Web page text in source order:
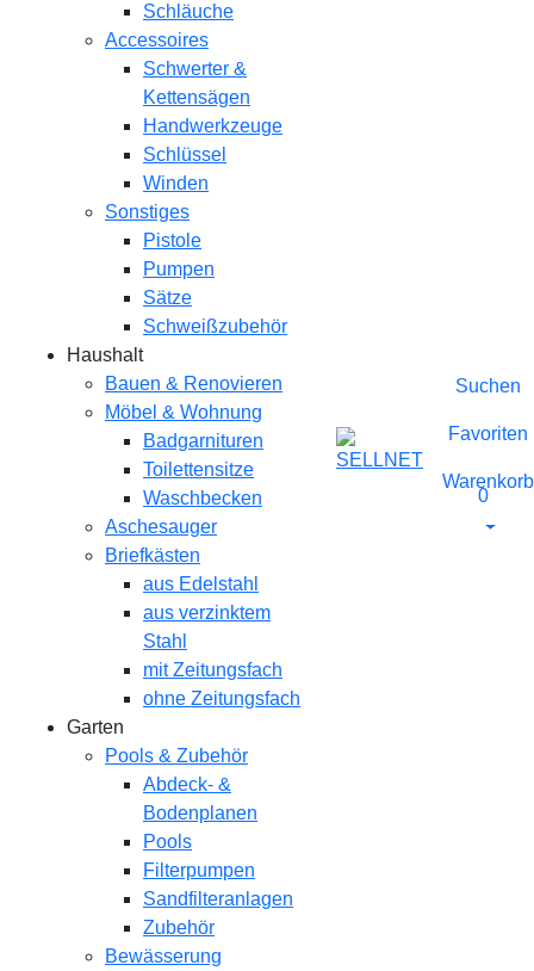
Schläuche
Accessoires
Schwerter &
Kettensägen
Handwerkzeuge
Schlüssel
Winden
Sonstiges
Pistole
Pumpen
Sätze
Schweißzubehör
Haushalt
Bauen & Renovieren
Möbel & Wohnung
Badgarnituren
Toilettensitze
Waschbecken
Aschesauger
Briefkästen
aus Edelstahl
aus verzinktem
Stahl
mit Zeitungsfach
ohne Zeitungsfach
Garten
Pools & Zubehör
Abdeck- &
Bodenplanen
Pools
Filterpumpen
Sandfilteranlagen
Zubehör
Bewässerung
Suchen
Favoriten
Warenkorb
0